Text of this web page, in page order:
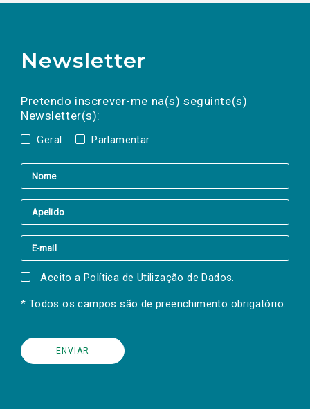
Newsletter
Pretendo inscrever-me na(s) seguinte(s)
Newsletter(s):
Geral Parlamentar
a(s) newsletter(s).
mail
Aceito a Política de Utilização de Dados.
* Todos os campos são de preenchimento obrigatório.